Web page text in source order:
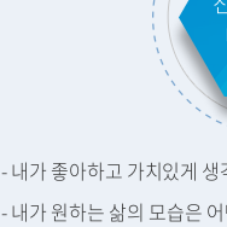
- 내가 좋아하고 가치있게
- 내가 원하는 삶의 모습은